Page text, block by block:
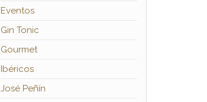
Eventos
Gin Tonic
Gourmet
Ibéricos
José Peñín